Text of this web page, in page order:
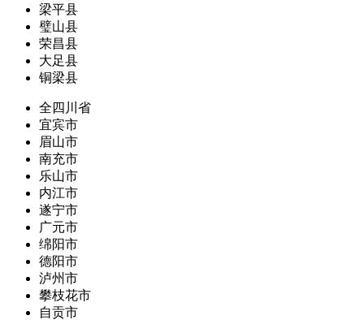
梁平县
璧山县
荣昌县
大足县
铜梁县
全四川省
宜宾市
眉山市
南充市
乐山市
内江市
遂宁市
广元市
绵阳市
德阳市
泸州市
攀枝花市
自贡市